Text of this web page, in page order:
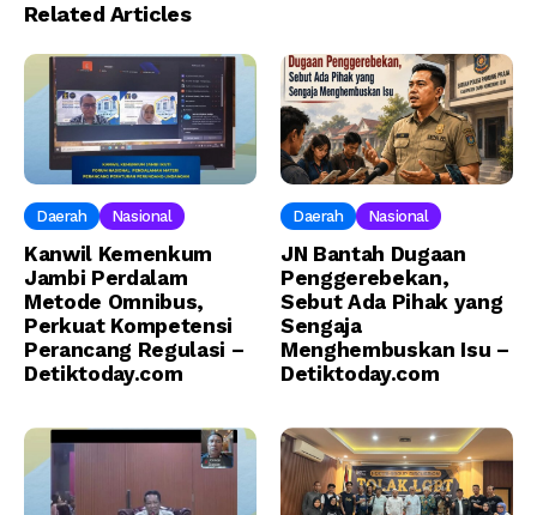
Related Articles
Daerah Nasional
Kanwil Kemenkum
Jambi Perdalam
Metode Omnibus,
Perkuat Kompetensi
Perancang Regulasi –
Detiktoday.com
Daerah Nasional
JN Bantah Dugaan
Penggerebekan,
Sebut Ada Pihak yang
Sengaja
Menghembuskan Isu –
Detiktoday.com